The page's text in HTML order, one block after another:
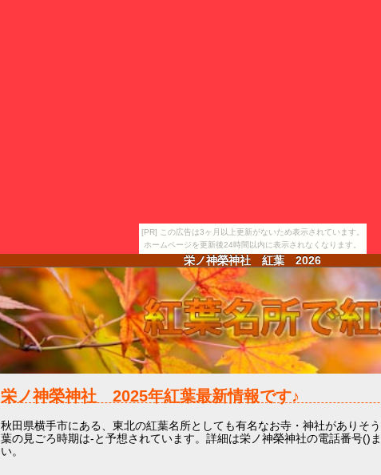
[PR] この広告は3ヶ月以上更新がないため表示されています。
ホームページを更新後24時間以内に表示されなくなります。
栄ノ神榮神社 紅葉 2026
栄ノ神榮神社 2025年紅葉最新情報です♪
秋田県横手市にある、東北の紅葉名所としても有名なお寺・神社がありそ
葉の見ごろ時期は-と予想されています。詳細は栄ノ神榮神社の電話番号()
い。